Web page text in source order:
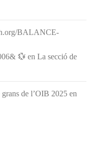
BALANCE-
💱 en La secció de
de l’OIB 2025 en